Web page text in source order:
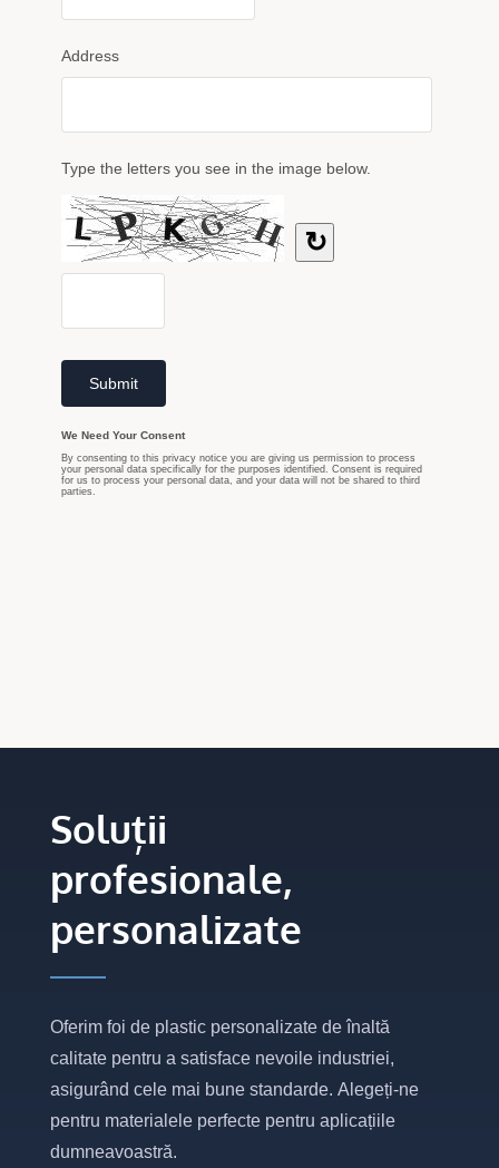
Soluții
profesionale,
personalizate
Oferim foi de plastic personalizate de înaltă
calitate pentru a satisface nevoile industriei,
asigurând cele mai bune standarde. Alegeți-ne
pentru materialele perfecte pentru aplicațiile
dumneavoastră.